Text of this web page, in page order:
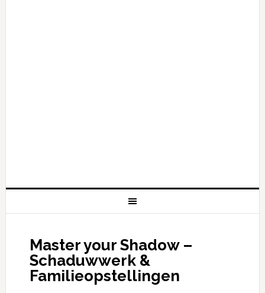
Master your Shadow –
Schaduwwerk &
Familieopstellingen